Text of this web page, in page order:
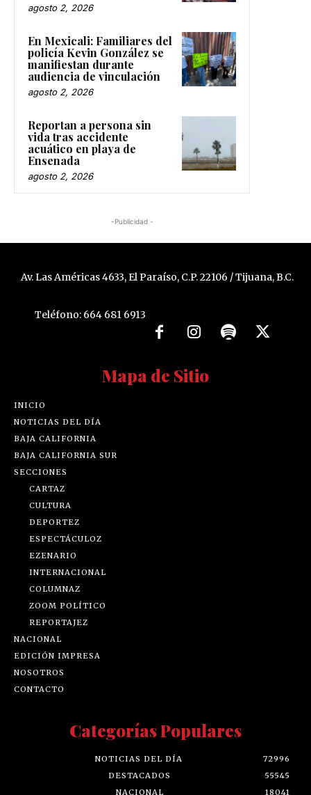
agosto 2, 2026
En Mexicali: Familiares del
policía Kevin González se
manifiestan durante
audiencia de vinculación
agosto 2, 2026
Reportan a persona sin
vida tras accidente
acuático en playa de
Ensenada
agosto 2, 2026
-Publicidad -
Av. Las Américas 4633, El Paraíso, C.P. 22106 / Tijuana, B.C.
Teléfono: 664 681 6913
Mapa de Sitio
INICIO
NOTICIAS DEL DÍA
BAJA CALIFORNIA
BAJA CALIFORNIA SUR
SECCIONES
CARTAZ
CULTURA
DEPORTEZ
ESPECTÁCULOZ
EZENARIO
INTERNACIONAL
COLUMNAZ
ZOOM POLÍTICO
REPORTAJEZ
NACIONAL
EDICIÓN IMPRESA
NOSOTROS
CONTACTO
Categorías Populares
NOTICIAS DEL DÍA
72996
DESTACADOS
55545
NACIONAL
18041